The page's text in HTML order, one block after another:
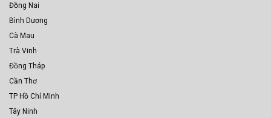
Đồng Nai
Bình Dương
Cà Mau
Trà Vinh
Đồng Tháp
Cần Thơ
TP Hồ Chí Minh
Tây Ninh